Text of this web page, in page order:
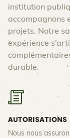
institution
accompagnons
projets. Notre
expérience
durable.
AUTORISATIONS
Nous nous